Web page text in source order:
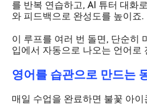
를 반복 연습하고, AI 튜터 대화
와 피드백으로 완성도를 높이죠.
이 루프를 여러 번 돌면, 단순히
입에서 자동으로 나오는 언어로
영어를 습관으로 만드는
매일 수업을 완료하면 불꽃 아이